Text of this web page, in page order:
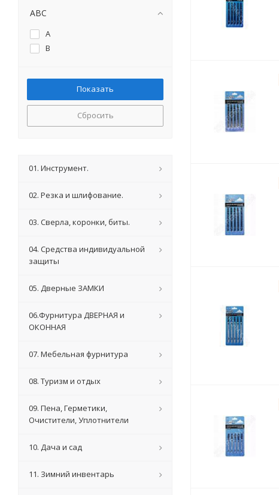
ABC
A
B
Сбросить
01. Инструмент.
02. Резка и шлифование.
03. Сверла, коронки, биты.
04. Средства индивидуальной
защиты
05. Дверные ЗАМКИ
06.Фурнитура ДВЕРНАЯ и
ОКОННАЯ
07. Мебельная фурнитура
08. Туризм и отдых
09. Пена, Герметики,
Очистители, Уплотнители
10. Дача и сад
11. Зимний инвентарь